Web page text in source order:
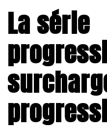
La série